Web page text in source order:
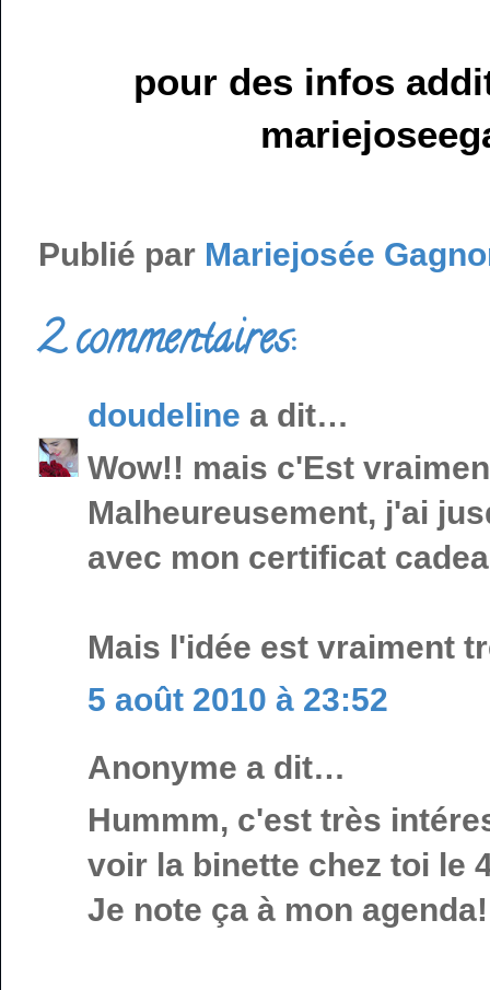
pour des infos
Publié par Mariejosée
2 commentaires:
doudeline a dit…
Wow!! mais c'Est
Malheureusement, j'ai
avec mon certificat
Mais l'idée est vraiment
5 août 2010 à 23:52
Anonyme a dit…
Hummm, c'est très
voir la binette chez toi le
Je note ça à mon agenda!